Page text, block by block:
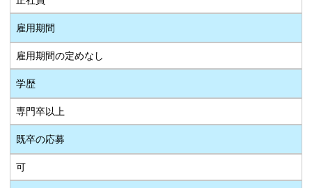
雇用期間
雇用期間の定めなし
学歴
専門卒以上
既卒の応募
可